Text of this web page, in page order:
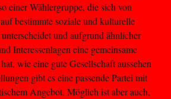
einer Wählergruppe, die sich von
bestimmte soziale und kulturelle
und aufgrund ähnlicher
Interessenlagen eine gemeinsame
wie eine gute Gesellschaft aussehen
gibt es eine passende Partei mit
Angebot. Möglich ist aber auch,